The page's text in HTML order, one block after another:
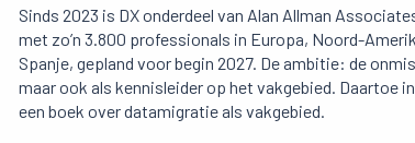
Sinds 2023 is DX onderdeel van Alan Allman
met zo’n 3.800 professionals in Europa, Noord-
Spanje, gepland voor begin 2027. De ambitie: de
maar ook als kennisleider op het vakgebied. Daartoe
een boek over datamigratie als vakgebied.